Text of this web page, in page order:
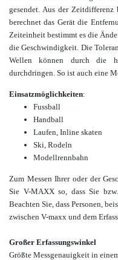
gesendet. Aus der
berechnet das Gerät die
Zeiteinheit bestimmt es die
die Geschwindigkeit. Die
Wellen können durch die
durchdringen. So ist auch eine
Einsatzmöglichkeiten:
Fussball
Handball
Laufen, Inline skaten
Ski, Rodeln
Modellrennbahn
Zum Messen Ihrer oder der
Sie V-MAXX so, dass Sie
Beachten Sie, dass Personen,
zwischen V-maxx und dem
Großer Erfassungswinkel
Größte Messgenauigkeit in